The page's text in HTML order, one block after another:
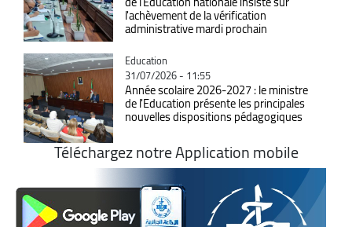
l'achèvement de la vérification
administrative mardi prochain
Catégorie
Education
31/07/2026 - 11:55
Année scolaire 2026-2027 : le ministre
de l'Education présente les principales
nouvelles dispositions pédagogiques
Téléchargez notre Application mobile